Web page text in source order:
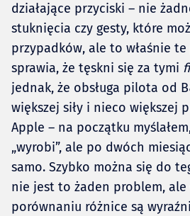
działające przyciski – nie
stuknięcia czy gesty, które
przypadków, ale to właśnie te
sprawia, że tęskni się za tymi
jednak, że obsługa pilota od
większej siły i nieco większej
Apple – na początku
„wyrobi”, ale po dwóch
samo. Szybko można się do
nie jest to żaden problem, ale
porównaniu różnice są